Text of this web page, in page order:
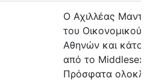
Ο Αχιλλέας
του Οικονομικού
Αθηνών και
από το Middlesex
Πρόσφατα